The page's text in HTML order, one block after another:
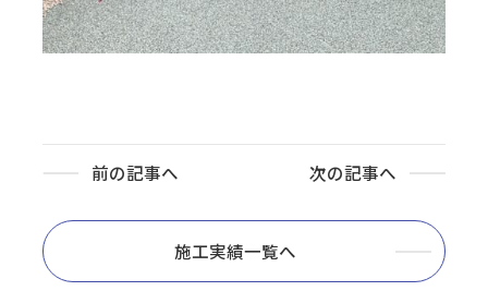
前の記事へ 次の記事へ
施工実績一覧へ